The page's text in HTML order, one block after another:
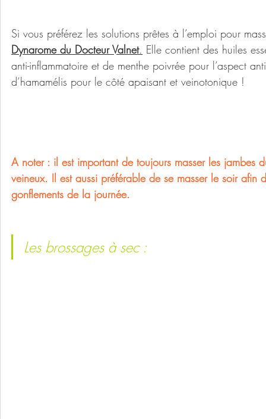
Si vous préférez les solutions prêtes à l’emploi pour
Dynarome du Docteur Valnet. Elle contient des huiles
anti-inflammatoire et de menthe poivrée pour l’aspect
d’hamamélis pour le côté apaisant et veinotonique !
A noter : il est important de toujours masser les
veineux. Il est aussi préférable de se masser le soir
gonflements de la journée.
Les brossages à sec :